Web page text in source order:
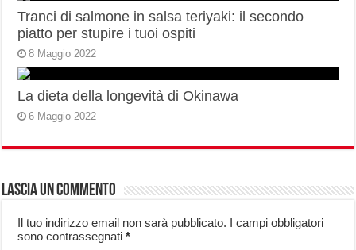
Tranci di salmone in salsa teriyaki: il secondo
piatto per stupire i tuoi ospiti
8 Maggio 2022
La dieta della longevità di Okinawa
6 Maggio 2022
Lascia un commento
Il tuo indirizzo email non sarà pubblicato. I campi obbligatori
sono contrassegnati*